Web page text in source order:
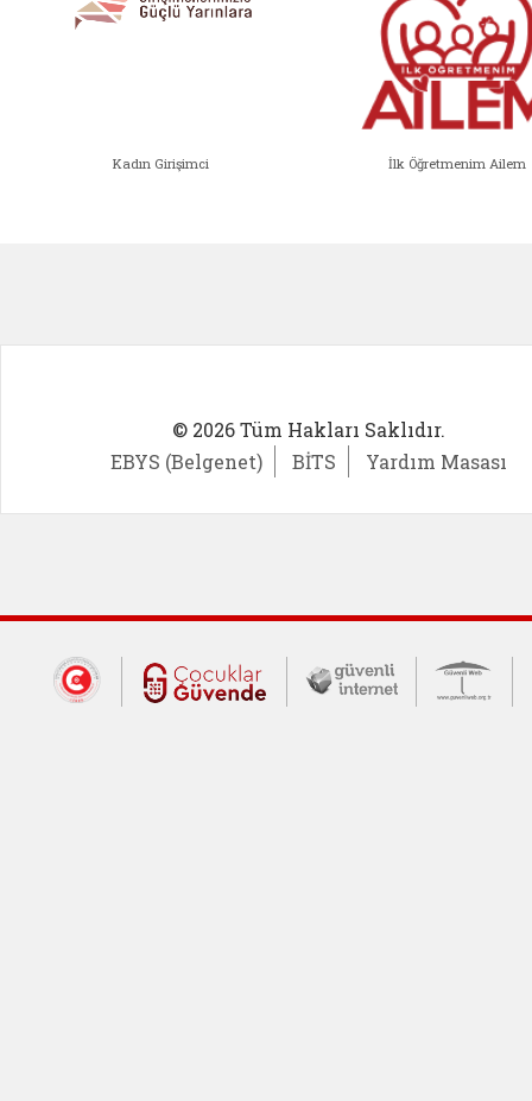
Kadın Girişimci İlk Öğretmenim Ailem
© 2026 Tüm Hakları Saklıdır.
EBYS (Belgenet)
BİTS Yardım Masası
Dış Bağlantılar
Cumhurbaşkanlığı İletişim Merkezi
Çocuklar Güvende (yeni
Güvenli